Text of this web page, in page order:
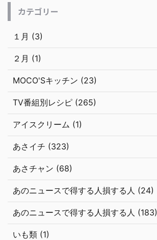
カテゴリー
１月 (3)
２月 (1)
MOCO'Sキッチン (23)
TV番組別レシピ (265)
アイスクリーム (1)
あさイチ (323)
あさチャン (68)
あのニュースで得する人損する人 (24)
あのニュースで得する人損する人 (183)
いも類 (1)